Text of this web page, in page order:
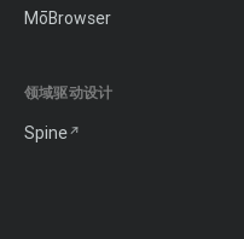
MōBrowser
领域驱动设计
Spine